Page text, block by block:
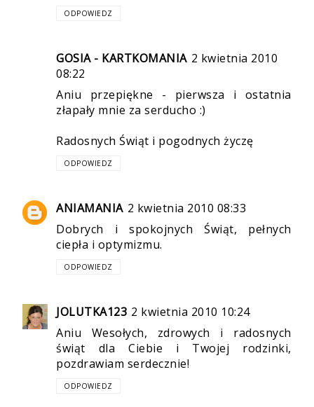
ODPOWIEDZ
GOSIA - KARTKOMANIA 2 kwietnia 2010
08:22
Aniu przepiękne - pierwsza i ostatnia
złapały mnie za serducho :)
Radosnych Świąt i pogodnych życzę
ODPOWIEDZ
ANIAMANIA 2 kwietnia 2010 08:33
Dobrych i spokojnych Świąt, pełnych
ciepła i optymizmu.
ODPOWIEDZ
JOLUTKA123 2 kwietnia 2010 10:24
Aniu Wesołych, zdrowych i radosnych
świąt dla Ciebie i Twojej rodzinki,
pozdrawiam serdecznie!
ODPOWIEDZ